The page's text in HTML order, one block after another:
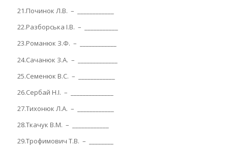
21.Починок Л.В. – ____________
22.Разборська І.В. – ___________
23.Романюк З.Ф. – ____________
24.Сачанюк З.А. – _____________
25.Семенюк В.С. – ____________
26.Сербай Н.І. – ______________
27.Тихонюк Л.А. – ____________
28.Ткачук В.М. – ____________
29.Трофимович Т.В. – ________